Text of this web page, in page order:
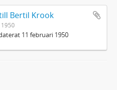
Bertil Krook
1950
11 februari 1950